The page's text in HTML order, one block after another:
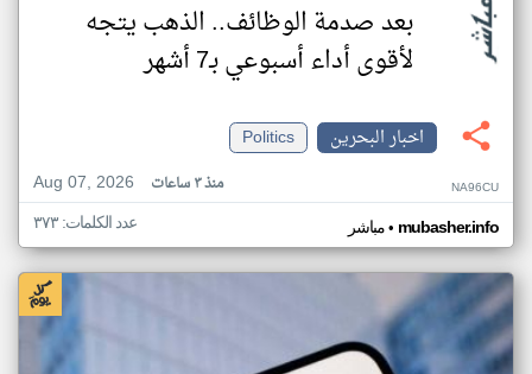
بعد صدمة الوظائف.. الذهب يتجه
لأقوى أداء أسبوعي بـ7 أشهر
اخبار البحرين
Politics
Aug 07, 2026
منذ ٣ ساعات NA96CU
مباشر• mubasher.info عدد الكلمات: ٣٧٣